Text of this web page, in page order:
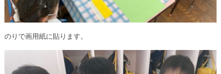
のりで画用紙に貼ります。